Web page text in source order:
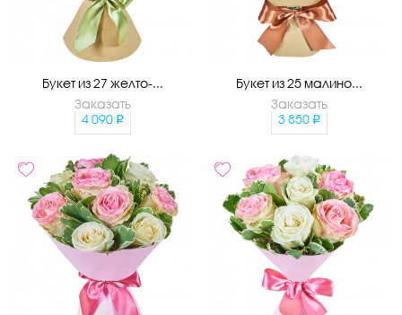
Букет из 27 желто-...
Заказать
4 090
Букет из 25 малино...
Заказать
3 850